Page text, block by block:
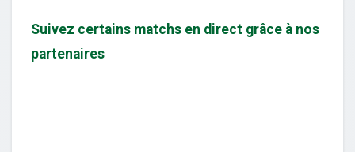
Suivez certains matchs en direct grâce à nos
partenaires